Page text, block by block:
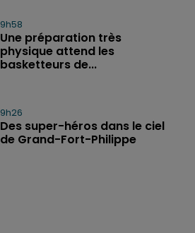
9h58
Une préparation très
physique attend les
basketteurs de...
9h26
Des super-héros dans le ciel
de Grand-Fort-Philippe